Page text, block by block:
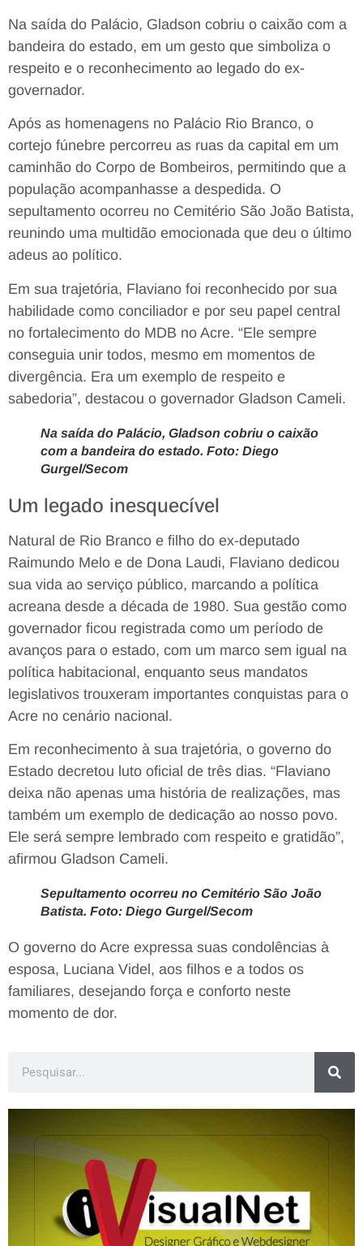
Na saída do Palácio, Gladson cobriu o caixão com a
bandeira do estado, em um gesto que simboliza o
respeito e o reconhecimento ao legado do ex-
governador.
Após as homenagens no Palácio Rio Branco, o
cortejo fúnebre percorreu as ruas da capital em um
caminhão do Corpo de Bombeiros, permitindo que a
população acompanhasse a despedida. O
sepultamento ocorreu no Cemitério São João Batista,
reunindo uma multidão emocionada que deu o último
adeus ao político.
Em sua trajetória, Flaviano foi reconhecido por sua
habilidade como conciliador e por seu papel central
no fortalecimento do MDB no Acre. “Ele sempre
conseguia unir todos, mesmo em momentos de
divergência. Era um exemplo de respeito e
sabedoria”, destacou o governador Gladson Cameli.
Na saída do Palácio, Gladson cobriu o caixão
com a bandeira do estado. Foto: Diego
Gurgel/Secom
Um legado inesquecível
Natural de Rio Branco e filho do ex-deputado
Raimundo Melo e de Dona Laudi, Flaviano dedicou
sua vida ao serviço público, marcando a política
acreana desde a década de 1980. Sua gestão como
governador ficou registrada como um período de
avanços para o estado, com um marco sem igual na
política habitacional, enquanto seus mandatos
legislativos trouxeram importantes conquistas para o
Acre no cenário nacional.
Em reconhecimento à sua trajetória, o governo do
Estado decretou luto oficial de três dias. “Flaviano
deixa não apenas uma história de realizações, mas
também um exemplo de dedicação ao nosso povo.
Ele será sempre lembrado com respeito e gratidão”,
afirmou Gladson Cameli.
Sepultamento ocorreu no Cemitério São João
Batista. Foto: Diego Gurgel/Secom
O governo do Acre expressa suas condolências à
esposa, Luciana Videl, aos filhos e a todos os
familiares, desejando força e conforto neste
momento de dor.